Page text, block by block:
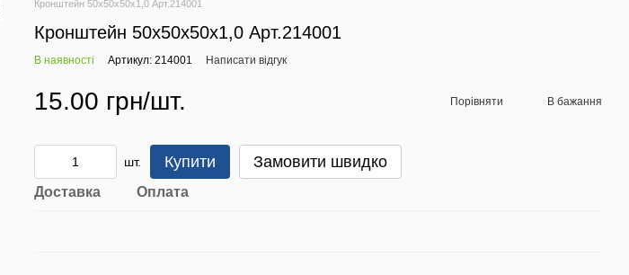
Кронштейн 50х50х50х1,0 Арт.214001
Кронштейн 50х50х50х1,0 Арт.214001
В наявності Артикул: 214001 Написати відгук
15.00 грн/шт. Порівняти В бажання
шт. Купити Замовити швидко
Доставка Оплата